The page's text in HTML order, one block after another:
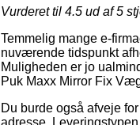
Vurderet til 4.5 ud af 5
Temmelig mange e-
nuværende tidspunkt
Muligheden er jo
Puk Maxx Mirror Fix
Du burde også afveje
adresse.